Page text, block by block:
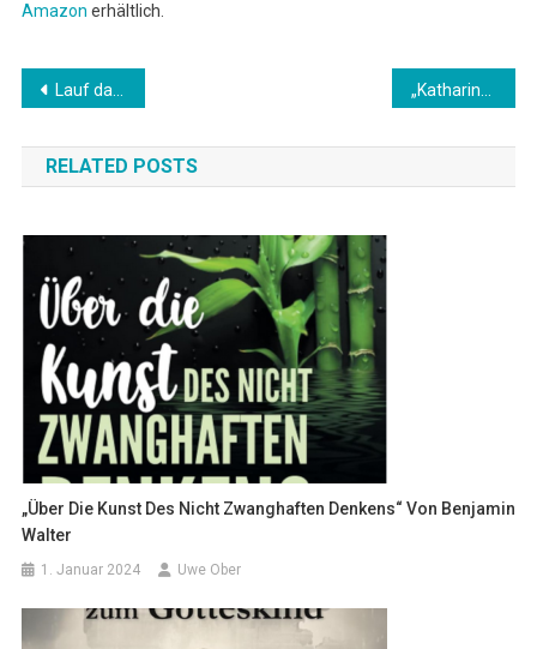
Amazon erhältlich.
Beitrags-
Navigation
Lauf davon solange du noch kannst!! von Sandra Granzinger – Ein Must-Read Thriller „Katharina und Abigail: Das Interview“ von Inga Karrer
RELATED POSTS
„Über Die Kunst Des Nicht Zwanghaften Denkens“ Von Benjamin
Walter
1. Januar 2024 Uwe Ober